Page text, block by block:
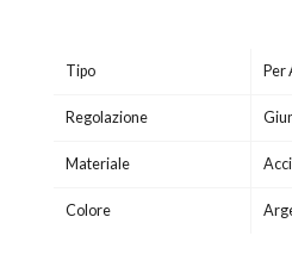
Tipo Per
Regolazione
Materiale
Colore